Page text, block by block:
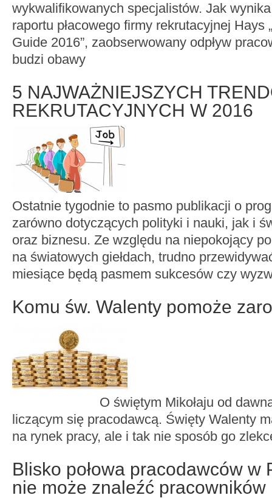
wykwalifikowanych specjalistów. Jak
raportu płacowego firmy rekrutacyjnej Hays
Guide 2016”, zaobserwowany odpływ
budzi obawy
5 NAJWAŻNIEJSZYCH
REKRUTACYJNYCH W 2016
Ostatnie tygodnie to pasmo publikacji o
zarówno dotyczących polityki i nauki, jak i
oraz biznesu. Ze względu na niepokojący
na światowych giełdach, trudno
miesiące będą pasmem sukcesów czy
Komu św. Walenty pomoże
O świętym Mikołaju od dawna
liczącym się pracodawcą. Święty Walenty
na rynek pracy, ale i tak nie sposób go
Blisko połowa pracodawców w
nie może znaleźć pracowników